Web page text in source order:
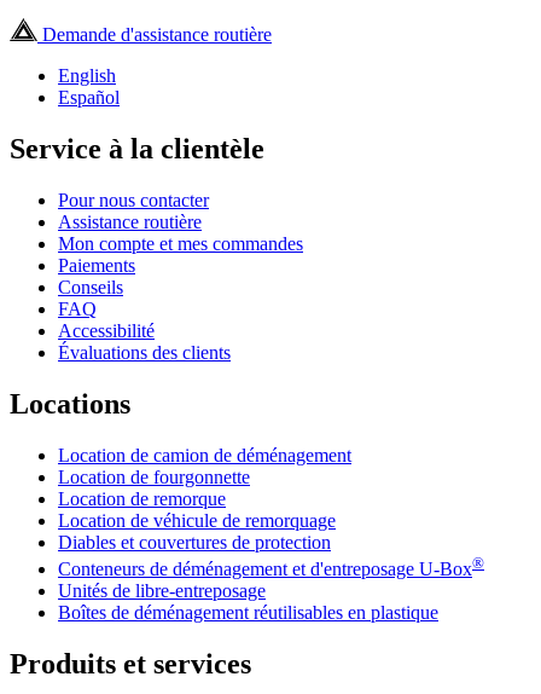
Demande d'assistance routière
English
Español
Service à la clientèle
Pour nous contacter
Assistance routière
Mon compte et mes commandes
Paiements
Conseils
FAQ
Accessibilité
Évaluations des clients
Locations
Location de camion de déménagement
Location de fourgonnette
Location de remorque
Location de véhicule de remorquage
Diables et couvertures de protection
Conteneurs de déménagement et d'entreposage U-Box®
Unités de libre-entreposage
Boîtes de déménagement réutilisables en plastique
Produits et services